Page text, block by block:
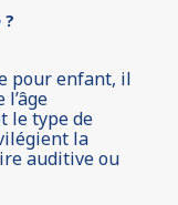
pour enfant, il
le type de
la
auditive ou